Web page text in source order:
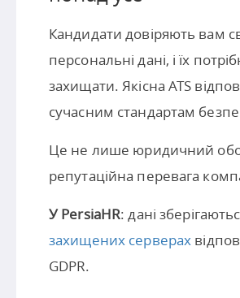
Кандидати довіряють вам
персональні дані, і їх
захищати. Якісна ATS
сучасним стандартам
Це не лише юридичний
репутаційна перевага
У PersiaHR: дані
захищених серверах
GDPR.